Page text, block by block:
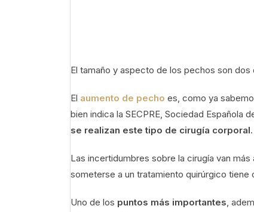
El tamaño y aspecto de los pechos son
El aumento de pecho es, como ya
bien indica la SECPRE, Sociedad Española
se realizan este tipo de cirugía corporal.
Las incertidumbres sobre la cirugía van
someterse a un tratamiento quirúrgico tiene
Uno de los puntos más importantes,